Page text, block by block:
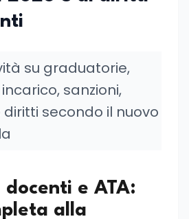
su graduatorie,
sanzioni,
secondo il nuovo
docenti e ATA:
alla